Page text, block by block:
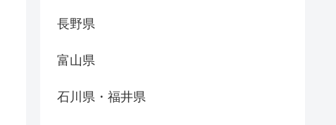
長野県
富山県
石川県・福井県